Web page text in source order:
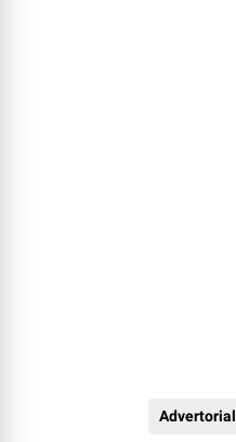
Advertorial